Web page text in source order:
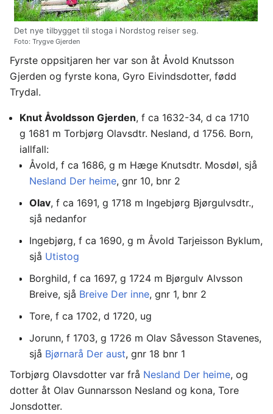
Det nye tilbygget til stoga i Nordstog reiser seg.
Foto: Trygve Gjerden
Fyrste oppsitjaren her var son åt Åvold Knutsson
Gjerden og fyrste kona, Gyro Eivindsdotter, fødd
Trydal.
Knut Åvoldsson Gjerden, f ca 1632-34, d ca 1710
g 1681 m Torbjørg Olavsdtr. Nesland, d 1756. Born,
iallfall:
Åvold, f ca 1686, g m Hæge Knutsdtr. Mosdøl, sjå
Nesland Der heime, gnr 10, bnr 2
Olav, f ca 1691, g 1718 m Ingebjørg Bjørgulvsdtr.,
sjå nedanfor
Ingebjørg, f ca 1690, g m Åvold Tarjeisson Byklum,
sjå Utistog
Borghild, f ca 1697, g 1724 m Bjørgulv Alvsson
Breive, sjå Breive Der inne, gnr 1, bnr 2
Tore, f ca 1702, d 1720, ug
Jorunn, f 1703, g 1726 m Olav Såvesson Stavenes,
sjå Bjørnarå Der aust, gnr 18 bnr 1
Torbjørg Olavsdotter var frå Nesland Der heime, og
dotter åt Olav Gunnarsson Nesland og kona, Tore
Jonsdotter.